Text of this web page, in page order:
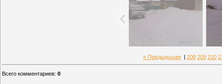
« Предыдущая| 208 209 210
Всего комментариев: 0